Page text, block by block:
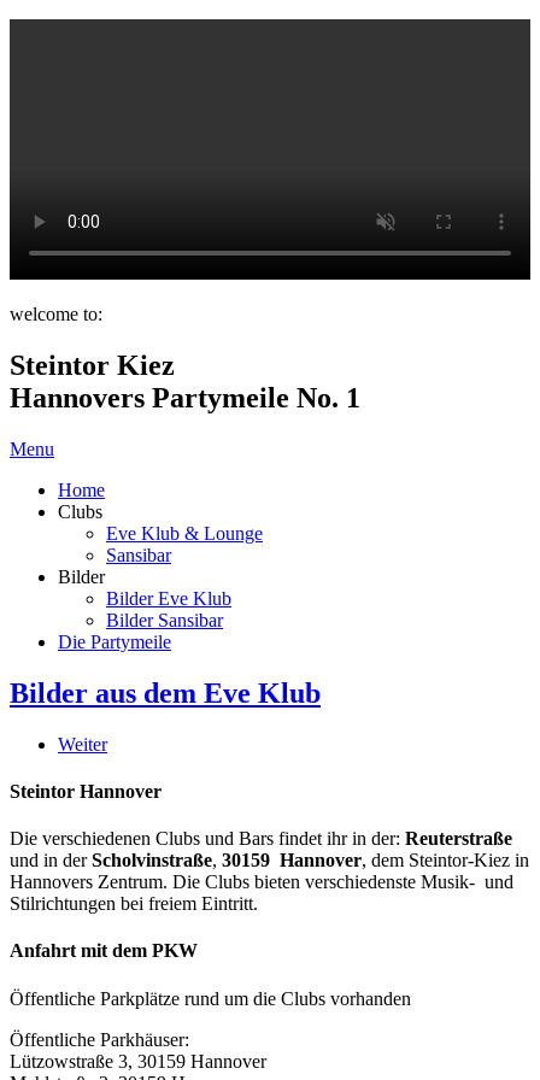
welcome to:
Steintor Kiez
Hannovers Partymeile No. 1
Menu
Home
Clubs
Eve Klub & Lounge
Sansibar
Bilder
Bilder Eve Klub
Bilder Sansibar
Die Partymeile
Bilder aus dem Eve Klub
Weiter
Steintor Hannover
Die verschiedenen Clubs und Bars findet ihr in der: Reuterstraße
und in derScholvinstraße, 30159 Hannover, dem Steintor-Kiez in
Hannovers Zentrum. Die Clubs bieten verschiedenste Musik- und
Stilrichtungen bei freiem Eintritt.
Anfahrt mit dem PKW
Öffentliche Parkplätze rund um die Clubs vorhanden
Öffentliche Parkhäuser:
Lützowstraße 3, 30159 Hannover